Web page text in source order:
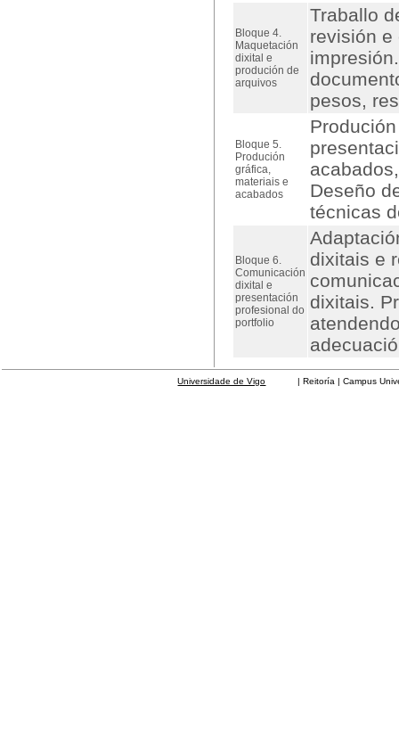
Bloque 4.
Maquetación
dixital e
produción de
arquivos
Traballo
revisión e
pesos,
Bloque 5.
Produción
gráfica,
materiais e
acabados
Deseño
técnicas
Bloque 6.
Comunicación
dixital e
presentación
profesional do
portfolio
dixitais e
dixitais.
Universidade de Vigo | Reitoría | Campus